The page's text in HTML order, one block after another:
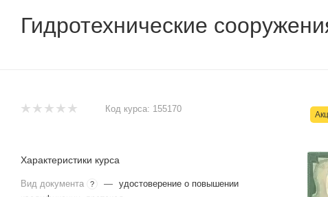
Гидротехнические
Код курса: 155170
Характеристики курса
Вид документа ? — удостоверение о повышении